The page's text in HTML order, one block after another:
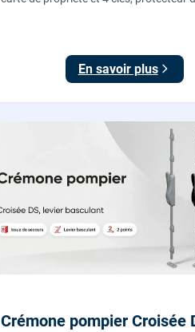
En savoir plus
Crémone pompier Croisée